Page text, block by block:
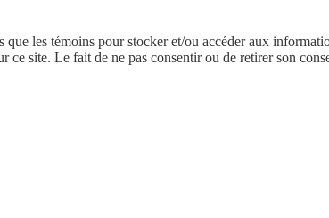
les témoins pour stocker et/ou accéder aux
site. Le fait de ne pas consentir ou de retirer son